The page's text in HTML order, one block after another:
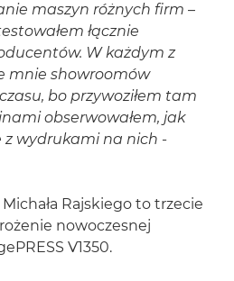
maszyn różnych firm –
łącznie
W każdym z
mnie showroomów
bo przywoziłem tam
obserwowałem, jak
z wydrukami na nich -
Rajskiego to trzecie
nowoczesnej
V1350.